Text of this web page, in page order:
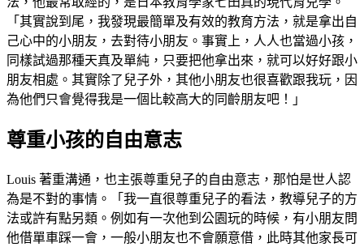
「其實說到尾，我發現最簡單及有效的教育方法，就是拿出自
己心中的小朋友，去對待小朋友。事實上，人人也當過小孩，
同樣試過那種天真及單純，只要把他拿出來，就可以好好跟小
朋友相處。其實除了兒子外，其他小朋友也很喜歡跟我玩，因
為他們只會覺得我是一個比較高大的同齡朋友吧！」
尊重小孩的自由意志
Louis 著重溝通，也主張尊重兒子的自由意志，那怕是世人認
為是不對的事情。「我一直很尊重兒子的看法，教導兒子的方
法或許有點另類。例如有一次他到公園玩的時候，有小朋友問
他借單車踩一會，一般小朋友也不會願意借，此時其他家長可